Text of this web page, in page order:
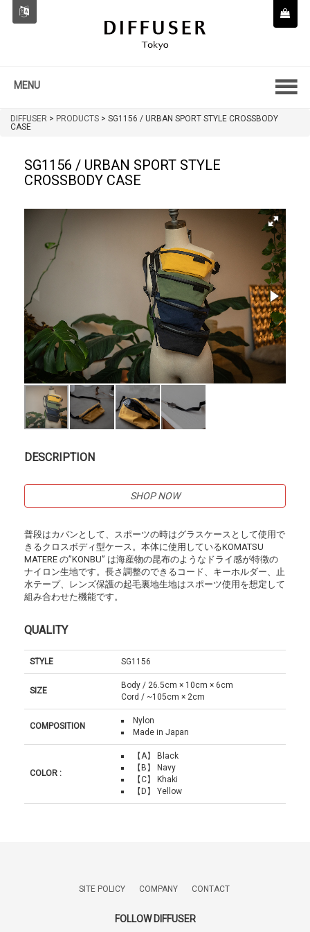
MENU
DIFFUSER > PRODUCTS > SG1156 / URBAN SPORT STYLE CROSSBODY
CASE
SG1156 / URBAN SPORT STYLE
CROSSBODY CASE
DESCRIPTION
SHOP NOW
普段はカバンとして、スポーツの時はグラスケースとして使用で
きるクロスボディ型ケース。本体に使用しているKOMATSU
MATERE の”KONBU” は海産物の昆布のようなドライ感が特徴の
ナイロン生地です。長さ調整のできるコード、キーホルダー、止
水テープ、レンズ保護の起毛裏地生地はスポーツ使用を想定して
組み合わせた機能です。
QUALITY
STYLE SG1156
SIZE
Body / 26.5cm × 10cm × 6cm
Cord / ~105cm × 2cm
COMPOSITION
Nylon
Made in Japan
COLOR :
【A】 Black
【B】 Navy
【C】 Khaki
【D】 Yellow
SITE POLICY COMPANY CONTACT
FOLLOW DIFFUSER